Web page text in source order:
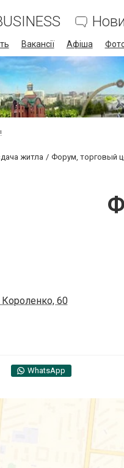
Вакансії Афіша
житла Форум, торговый
60
WhatsApp